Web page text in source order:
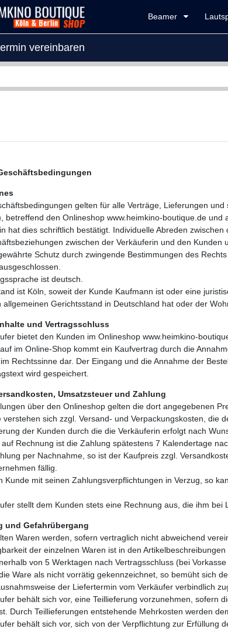
Beamer
vereinbaren
gelten für alle Verträge, Lieferungen
betreffend den Onlineshop www.heimkino-boutique.de
hat dies schriftlich bestätigt. Individuelle Abreden
zwischen der Verkäuferin und den
Schutz durch zwingende Bestimmungen des
ist deutsch.
ist Köln, soweit der Kunde Kaufmann ist oder eine
allgemeinen Gerichtsstand in Deutschland hat oder der
und Vertragsschluss
bietet den Kunden im Onlineshop www.heimkino-
im Online-Shop kommt ein Kaufvertrag durch die
Rechtssinne dar. Der Eingang und die Annahme der
wird gespeichert.
Umsatzsteuer und Zahlung
über den Onlineshop gelten die dort angegebenen
verstehen sich zzgl. Versand- und Verpackungskosten, die
der Kunden durch die die Verkäuferin erfolgt nach
Rechnung ist die Zahlung spätestens 7 Kalendertage
per Nachnahme, so ist der Kaufpreis zzgl.
fällig.
Kunde mit seinen Zahlungsverpflichtungen in Verzug, so
stellt dem Kunden stets eine Rechnung aus, die ihm
und Gefahrübergang
Waren werden, sofern vertraglich nicht abweichend
der einzelnen Waren ist in den
von 5 Werktagen nach Vertragsschluss (bei
Ware als nicht vorrätig gekennzeichnet, so bemüht sich
der Liefertermin vom Verkäufer verbindlich
behält sich vor, eine Teillieferung vorzunehmen, sofern
Durch Teillieferungen entstehende Mehrkosten werden
behält sich vor, sich von der Verpflichtung zur Erfüllung